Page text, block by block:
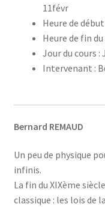
NOUS CONTACTER
11févr
Heure de
Heure de fin du
Jour du cours :
Intervenant :
Bernard REMAUD
Un peu de physique
infinis.
La fin du XIXème
classique : les lois de